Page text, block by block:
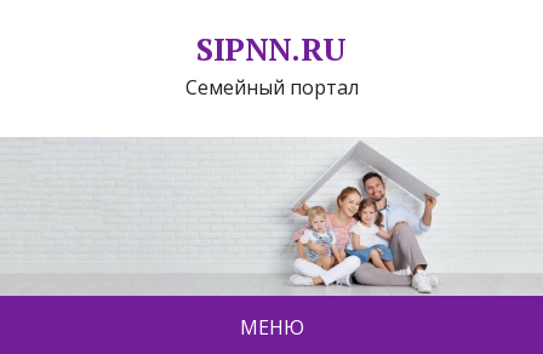
SIPNN.RU
Семейный портал
МЕНЮ